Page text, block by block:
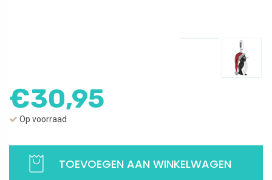
€30,95
Op voorraad
Bedel
pinguin
TOEVOEGEN AAN WINKELWAGEN